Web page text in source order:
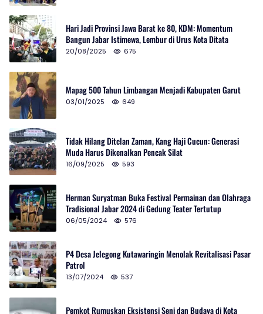
Hari Jadi Provinsi Jawa Barat ke 80, KDM: Momentum
Bangun Jabar Istimewa, Lembur di Urus Kota Ditata
20/08/2025 675
Mapag 500 Tahun Limbangan Menjadi Kabupaten Garut
03/01/2025 649
Tidak Hilang Ditelan Zaman, Kang Haji Cucun: Generasi
Muda Harus Dikenalkan Pencak Silat
16/09/2025 593
Herman Suryatman Buka Festival Permainan dan Olahraga
Tradisional Jabar 2024 di Gedung Teater Tertutup
06/05/2024 576
P4 Desa Jelegong Kutawaringin Menolak Revitalisasi Pasar
Patrol
13/07/2024 537
Pemkot Rumuskan Eksistensi Seni dan Budaya di Kota